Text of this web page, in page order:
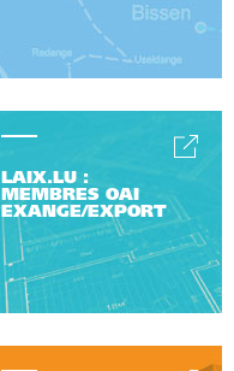
LAIX.LU :
MEMBRES OAI
EXANGE/EXPORT